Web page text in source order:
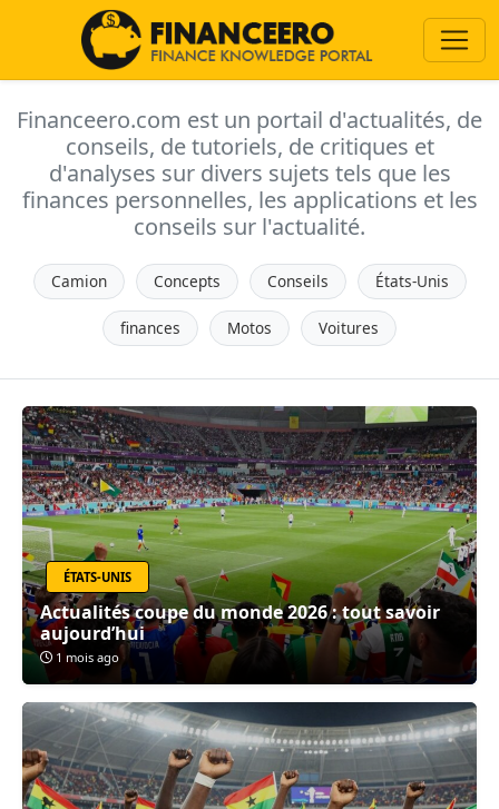
Financeero.com est un portail d'actualités, de
conseils, de tutoriels, de critiques et
d'analyses sur divers sujets tels que les
finances personnelles, les applications et les
conseils sur l'actualité.
Camion Concepts Conseils États-Unis
finances Motos Voitures
ÉTATS-UNIS
Actualités coupe du monde 2026 : tout savoir
aujourd’hui
1 mois ago